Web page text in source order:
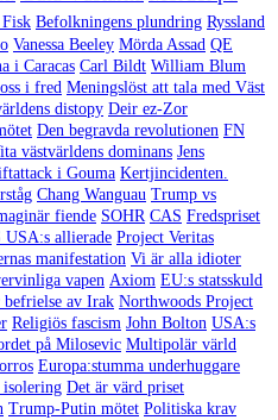
Befolkningens plundring Ryssland
Vanessa Beeley Mörda Assad QE
i Caracas Carl Bildt William Blum
i fred Meningslöst att tala med Väst
distopy Deir ez-Zor
Den begravda revolutionen FN
västvärldens dominans Jens
i Gouma Kertjincidenten.
Chang Wanguau Trump vs
fiende SOHR CAS Fredspriset
USA:s allierade Project Veritas
manifestation Vi är alla idioter
vapen Axiom EU:s statsskuld
av Irak Northwoods Project
Religiös fascism John Bolton USA:s
på Milosevic Multipolär värld
Europa:stumma underhuggare
isolering Det är värd priset
Trump-Putin mötet Politiska krav